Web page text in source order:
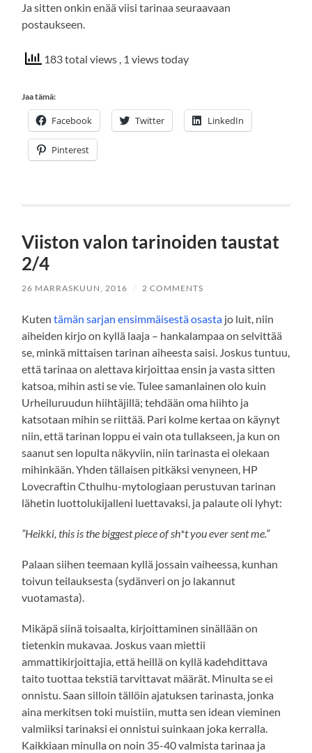
Ja sitten onkin enää viisi tarinaa seuraavaan
postaukseen.
183 total views , 1 views today
Jaa tämä:
Facebook Twitter LinkedIn
Pinterest
Viiston valon tarinoiden taustat
2/4
26 MARRASKUUN, 2016 / 2 COMMENTS
Kutentämän sarjan ensimmäisestä osasta jo luit, niin
aiheiden kirjo on kyllä laaja – hankalampaa on selvittää
se, minkä mittaisen tarinan aiheesta saisi. Joskus tuntuu,
että tarinaa on alettava kirjoittaa ensin ja vasta sitten
katsoa, mihin asti se vie. Tulee samanlainen olo kuin
Urheiluruudun hiihtäjillä; tehdään oma hiihto ja
katsotaan mihin se riittää. Pari kolme kertaa on käynyt
niin, että tarinan loppu ei vain ota tullakseen, ja kun on
saanut sen lopulta näkyviin, niin tarinasta ei olekaan
mihinkään. Yhden tällaisen pitkäksi venyneen, HP
Lovecraftin Cthulhu-mytologiaan perustuvan tarinan
lähetin luottolukijalleni luettavaksi, ja palaute oli lyhyt:
”Heikki, this is the biggest piece of sh*t you ever sent me.”
Palaan siihen teemaan kyllä jossain vaiheessa, kunhan
toivun teilauksesta (sydänveri on jo lakannut
vuotamasta).
Mikäpä siinä toisaalta, kirjoittaminen sinällään on
tietenkin mukavaa. Joskus vaan miettii
ammattikirjoittajia, että heillä on kyllä kadehdittava
taito tuottaa tekstiä tarvittavat määrät. Minulta se ei
onnistu. Saan silloin tällöin ajatuksen tarinasta, jonka
aina merkitsen toki muistiin, mutta sen idean vieminen
valmiiksi tarinaksi ei onnistui suinkaan joka kerralla.
Kaikkiaan minulla on noin 35-40 valmista tarinaa ja